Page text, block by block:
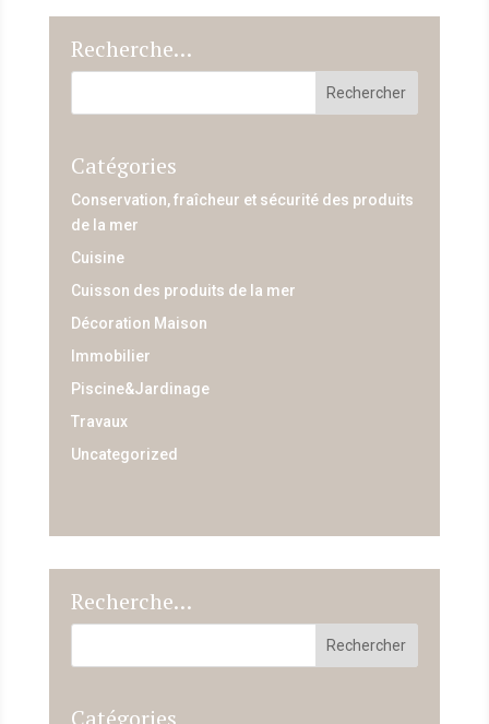
Recherche…
Catégories
Conservation, fraîcheur et sécurité des produits
de la mer
Cuisine
Cuisson des produits de la mer
Décoration Maison
Immobilier
Piscine&Jardinage
Travaux
Uncategorized
Recherche…
Catégories